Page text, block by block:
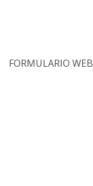
FORMULARIO WEB